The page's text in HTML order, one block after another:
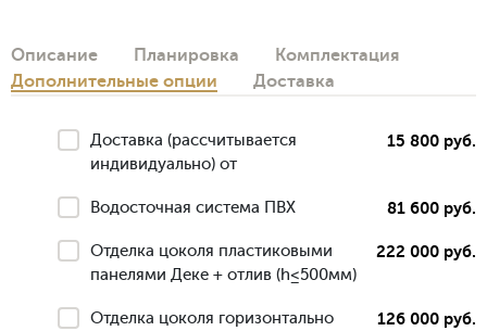
Описание Планировка
Комплектация
Дополнительные опции
Доставка
Доставка (рассчитывается
индивидуально) от
15 800 руб.
Водосточная система ПВХ 81 600 руб.
Отделка цоколя пластиковыми
панелями Деке + отлив (h≤500мм)
222 000 руб.
Отделка цоколя горизонтально
126 000 руб.